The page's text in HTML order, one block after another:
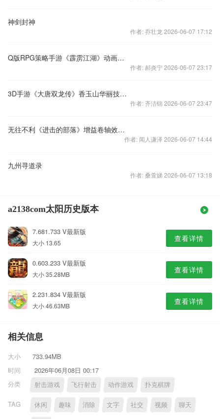
神剑封神
作者: 乔壮龙 2026-06-07 17:12
Q版RPG策略手游《霹雳江湖》动画宣传片
作者: 郝炎宁 2026-06-07 23:17
3D手游《大唐双龙传》香玉山华丽技能演示视频
作者: 齐洁锦 2026-06-07 23:47
无往不利《进击的部落》增益卷轴效果棒棒哒
作者: 闻人谦泽 2026-06-07 14:44
九州寻道录
作者: 桑萱娣 2026-06-07 13:18
a2138com太阳历史版本
7.681.733 V最新版
大小 13.65 查看详情
0.603.233 V最新版
大小 35.28MB 查看详情
2.231.834 V最新版
大小 46.63MB 查看详情
相关信息
大小
733.94MB
时间
2026年06月08日 00:17
分类
射击游戏 飞行射击 动作游戏 扑克棋牌
TAG 休闲 趣味 消除 文字 社交 视频 聊天